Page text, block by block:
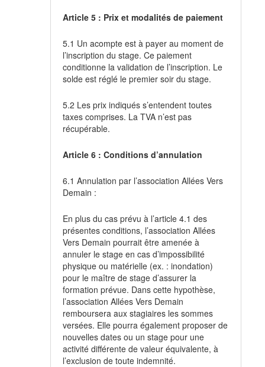
Article 5 : Prix et modalités de paiement
5.1 Un acompte est à payer au moment de
l’inscription du stage. Ce paiement
conditionne la validation de l’inscription. Le
solde est réglé le premier soir du stage.
5.2 Les prix indiqués s’entendent toutes
taxes comprises. La TVA n’est pas
récupérable.
Article 6 : Conditions d’annulation
6.1 Annulation par l’association Allées Vers
Demain :
En plus du cas prévu à l’article 4.1 des
présentes conditions, l’association Allées
Vers Demain pourrait être amenée à
annuler le stage en cas d’impossibilité
physique ou matérielle (ex. : inondation)
pour le maître de stage d’assurer la
formation prévue. Dans cette hypothèse,
l’association Allées Vers Demain
remboursera aux stagiaires les sommes
versées. Elle pourra également proposer de
nouvelles dates ou un stage pour une
activité différente de valeur équivalente, à
l’exclusion de toute indemnité.